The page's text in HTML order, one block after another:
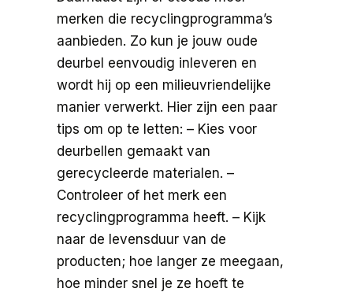
merken die recyclingprogramma’s
aanbieden. Zo kun je jouw oude
deurbel eenvoudig inleveren en
wordt hij op een milieuvriendelijke
manier verwerkt. Hier zijn een paar
tips om op te letten: – Kies voor
deurbellen gemaakt van
gerecycleerde materialen. –
Controleer of het merk een
recyclingprogramma heeft. – Kijk
naar de levensduur van de
producten; hoe langer ze meegaan,
hoe minder snel je ze hoeft te